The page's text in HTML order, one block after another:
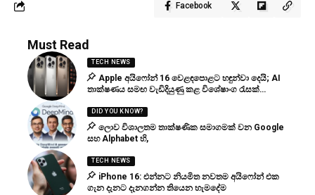
Facebook
Must Read
TECH NEWS
Apple අයිෆෝන් 16 වෙළඳපොළට හඳුන්වා දෙයි; AI
තාක්ෂණය සමඟ වැඩිදියුණු කළ විශේෂාංග රැසක්…
DID YOU KNOW?
ලොව විශාලතම තාක්ෂණික සමාගමක් වන Google
සහ Alphabet හි,
TECH NEWS
iPhone 16: එන්නට නියමිත නවතම අයිෆෝන් එක
ගැන දැනට දැනගන්න තියෙන හැමදේම